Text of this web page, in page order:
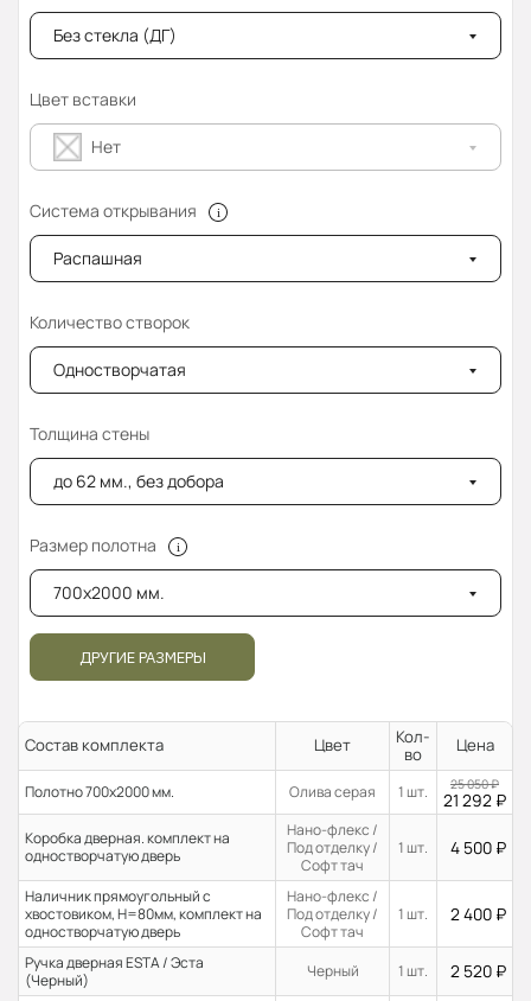
Без стекла (ДГ)
Цвет вставки
Нет
Система открывания
Распашная
Количество створок
Одностворчатая
Толщина стены
до 62 мм., без добора
Размер полотна
700x2000 мм.
ДРУГИЕ РАЗМЕРЫ
Состав комплекта Цвет
Кол-
во
Цена
Полотно 700x2000 мм. Олива серая 1 шт. 25 050₽
21 292 ₽
Коробка дверная. комплект на
одностворчатую дверь
Нано-флекс /
Под отделку /
Софт тач
1 шт. 4 500 ₽
Наличник прямоугольный с
хвостовиком, H=80мм, комплект на
одностворчатую дверь
Нано-флекс /
Под отделку /
Софт тач
1 шт. 2 400 ₽
Ручка дверная ESTA / Эста
(Черный)
Черный 1 шт. 2 520 ₽